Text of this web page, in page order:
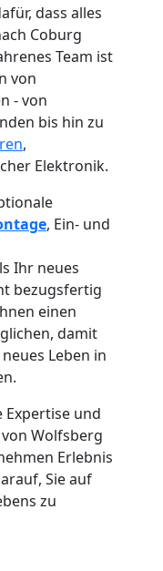
dass alles
Coburg
Team ist
von
- von
bis hin zu
,
Elektronik.
, Ein- und
Ihr neues
bezugsfertig
einen
damit
Leben in
Expertise und
Wolfsberg
Erlebnis
Sie auf
zu